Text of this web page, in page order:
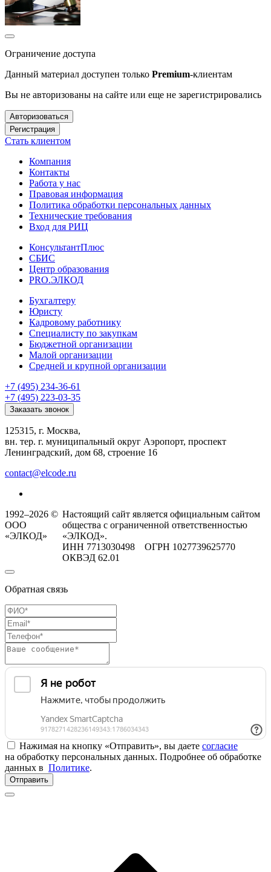
Ограничение доступа
Данный материал доступен только Premium-клиентам
Вы не авторизованы на сайте или еще не зарегистрировались
Авторизоваться
Регистрация
Стать клиентом
Компания
Контакты
Работа у нас
Правовая информация
Политика обработки персональных данных
Технические требования
Вход для РИЦ
КонсультантПлюс
СБИС
Центр образования
PRO.ЭЛКОД
Бухгалтеру
Юристу
Кадровому работнику
Специалисту по закупкам
Бюджетной организации
Малой организации
Средней и крупной организации
+7 (495) 234-36-61
+7 (495) 223-03-35
Заказать звонок
125315, г. Москва,
вн. тер. г. муниципальный округ Аэропорт, проспект
Ленинградский, дом 68, строение 16
contact@elcode.ru
1992–2026 ©
ООО
«ЭЛКОД»
Настоящий сайт является официальным сайтом
общества с ограниченной ответственностью
«ЭЛКОД».
ИНН 7713030498 ОГРН 1027739625770
ОКВЭД 62.01
Обратная связь
Нажимая на кнопку «Отправить», вы даете согласие
на обработку персональных данных. Подробнее об обработке
данных в Политике.
Отправить